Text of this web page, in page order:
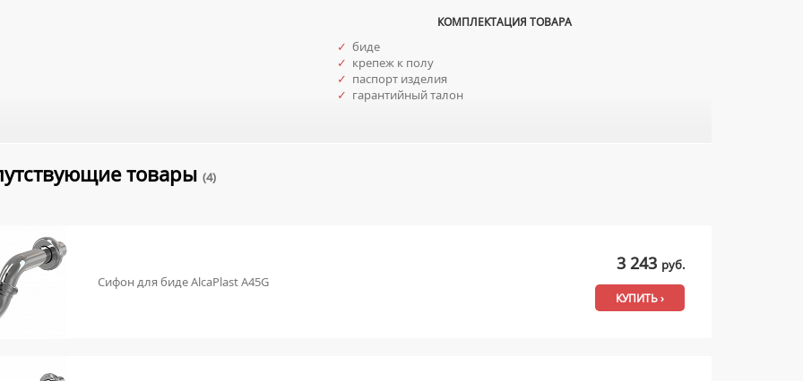
КОМПЛЕКТАЦИЯ ТОВАРА
✓ биде
✓ крепеж к полу
✓ паспорт изделия
✓ гарантийный талон
товары (4)
Сифон для биде AlcaPlast A45G
3 243 руб.
КУПИТЬ ›